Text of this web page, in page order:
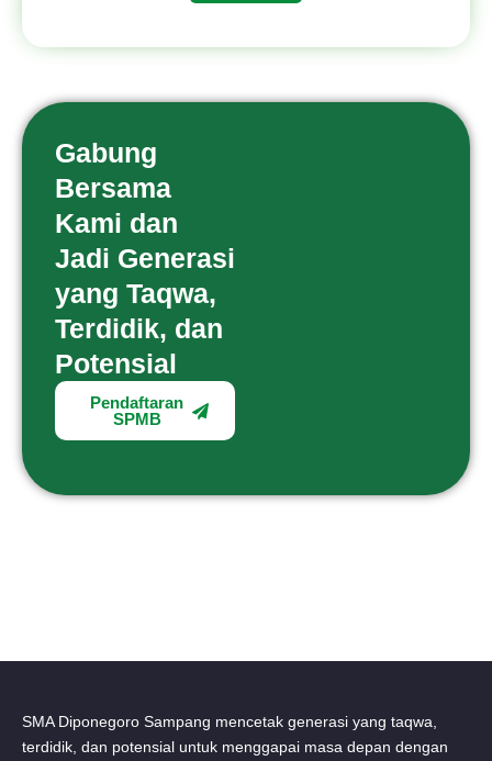
Gabung
Bersama
Kami dan
Jadi Generasi
yang Taqwa,
Terdidik, dan
Potensial
Pendaftaran
SPMB
SMA Diponegoro Sampang mencetak generasi yang taqwa,
terdidik, dan potensial untuk menggapai masa depan dengan